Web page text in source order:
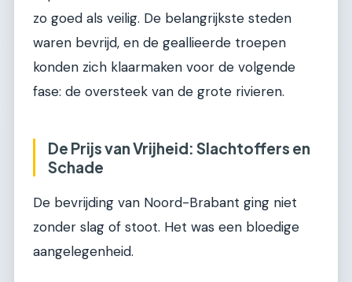
zo goed als veilig. De belangrijkste steden
waren bevrijd, en de geallieerde troepen
konden zich klaarmaken voor de volgende
fase: de oversteek van de grote rivieren.
De Prijs van Vrijheid: Slachtoffers en
Schade
De bevrijding van Noord-Brabant ging niet
zonder slag of stoot. Het was een bloedige
aangelegenheid.